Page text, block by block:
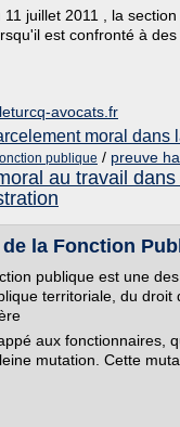
juillet 2011 , la
est confronté à des
avocats.fr
moral dans
publique / preuve
au travail
la Fonction
publique est une
territoriale, du
aux fonctionnaires,
mutation. Cette